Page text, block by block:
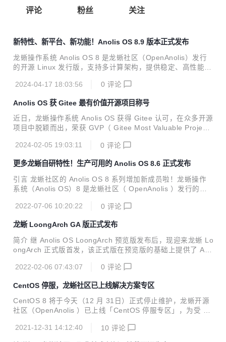
评论
粉丝 关注
新特性、新平台、新功能！Anolis OS 8.9 版本正式发布
龙蜥操作系统 Anolis OS 8 是龙蜥社区（OpenAnolis）发行
的开源 Linux 发行版，支持多计算架构，提供稳定、高性能、
发布的 第 五 个 小版本，本版本全面支持海光四代 CPU 平
安全虚拟机全功能（启动、迁移）支持；支持 Intel 最新 EMR
和 SPR 架构处理器，增强 QAT/DLB/IAA 等加速能力。龙蜥
社区通过软硬协同，不断完善生态，以满足各个行业领域的实
2024-04-17 18:03:56 0 评论
Anolis OS 获 Gitee 最有价值开源项目称号
近日，龙蜥操作系统 Anolis OS 获得 Gitee 认可，在众多开源
项目中脱颖而出，荣获 GVP（ Gitee Most Valuable Projec
2024-02-05 19:03:11
0 评论
更多龙蜥自研特性！生产可用的 Anolis OS 8.6 正式发布
引言 龙蜥社区的 Anolis OS 8 系列增加新成员啦！龙蜥操作
系统（Anolis OS）8 是龙蜥社区（ OpenAnolis ）发行的开
全、可靠的操作系统支持。 Anolis OS 8.6 是 Anolis OS 8 系
容是如何的呢？本文会给大家做一个相应的介绍。 开发时间
（图/发布节奏排期） Anolis OS 8.6 经历了需求冻结、BETA
版本、RC 版本、GA 版本及正式发布阶段。在 5 月 23 日完
成 BETA 版本的首发后，RC、GA 版本还进行了产业级别...
2022-07-06 10:20:22 0 评论
龙蜥 LoongArch GA 版正式发布
简介 继 Anolis OS LoongArch 预览版发布后，现迎来龙蜥 Lo
ongArch 正式版首发，该正式版在预览版的基础上提供了 App
是龙蜥社区发起的项目，完美地支持 LoongArch 体系架构，
oongArch®）是龙芯中科基于二十年的 CPU 研制和生态建设
积累推出的新指令集，具有较好的自主性、先进性与兼容性的
新平台。包括基础架构部分和向量指令、虚拟化、二进制翻译
等扩展部分，近 2000 条指令。 发布内容 Anolis OS ...
2022-02-06 07:43:07 0 评论
CentOS 停服，龙蜥社区已上线解决方案专区
CentOS 8 将于今天（12 月 31日）正式停止维护，龙蜥开源
社区（OpenAnolis ）已上线「CentOS 停服专区」，为受 Ce
线的 CentOS 停服专区，既有基于龙蜥开源社区能力开发出的
2021-12-31 14:12:40 10 评论